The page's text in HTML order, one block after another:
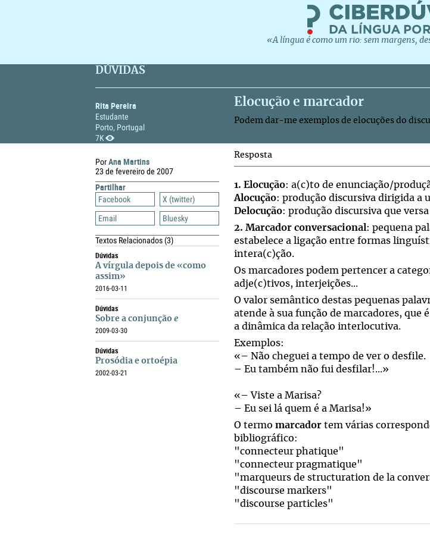
«A língua é como um rio: sem margens,
DÚVIDAS
Rita Pereira
Estudante
Porto, Portugal
7K
Elocução e marcador
Podem dar-me exemplos de elocuções do
PorAna Martins
23 de fevereiro de 2007
Partilhar
Facebook
X (twitter)
Email
Bluesky
Textos Relacionados(3)
Dúvidas
A vírgula depois de «como
assim»
2016-03-11
Dúvidas
Sobre a conjunção e
2009-03-30
Dúvidas
Prosódia e ortoépia
2002-03-21
Resposta
1. Elocução: a(c)to de enunciação/
Alocução: produção discursiva dirigida
Delocução: produção discursiva que
2. Marcador conversacional : pequena
estabelece a ligação entre formas
intera(c)ção.
Os marcadores podem pertencer a
adje(c)tivos, interjeições...
O valor semântico destas pequenas
atende à sua função de marcadores, que
a dinâmica da relação interlocutiva.
Exemplos:
«– Não cheguei a tempo de ver o desfile.
– Eu também não fui desfilar!...»
«– Viste a Marisa?
– Eu sei
lá quem é a Marisa!»
O termo marcador tem várias
bibliográfico:
"connecteur phatique"
"connecteur pragmatique"
"marqueurs de structuration de la
"discourse markers"
"discourse particles"